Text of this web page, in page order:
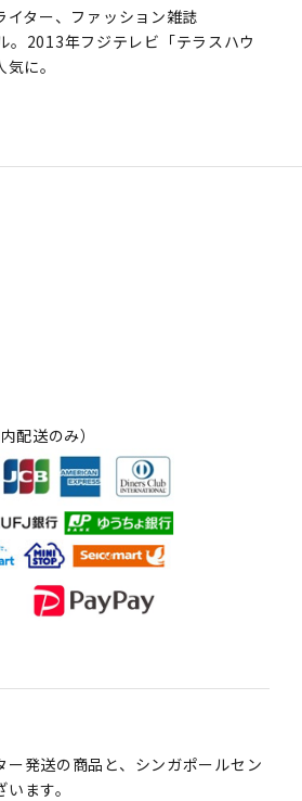
イター、ファッション雑誌
。2013年フジテレビ「テラスハウ
に。
配送のみ）
ー発送の商品と、シンガポールセン
ます。